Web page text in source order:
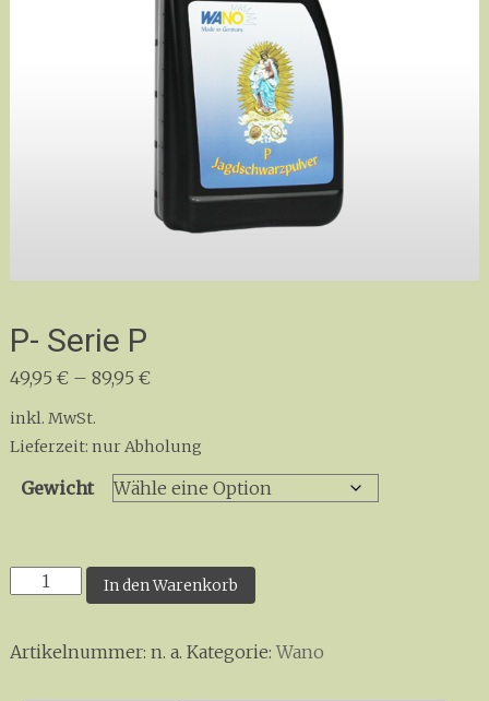
P- Serie P
49,95 €– 89,95 €
inkl. MwSt.
Lieferzeit: nur Abholung
Gewicht
Menge
In den Warenkorb
Artikelnummer: n. a. Kategorie:Wano